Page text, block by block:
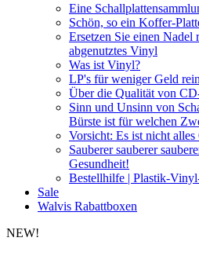
Eine
Schön, so ein Koffer-
Ersetzen Sie einen
abgenutztes Vinyl
Was ist Vinyl?
LP's für weniger Geld
Über die Qualität von
Sinn und Unsinn von
Bürste ist für welchen
Vorsicht: Es ist nicht
Sauberer sauberer
Gesundheit!
Bestellhilfe | Plastik-
Sale
Walvis Rabattboxen
NEW!